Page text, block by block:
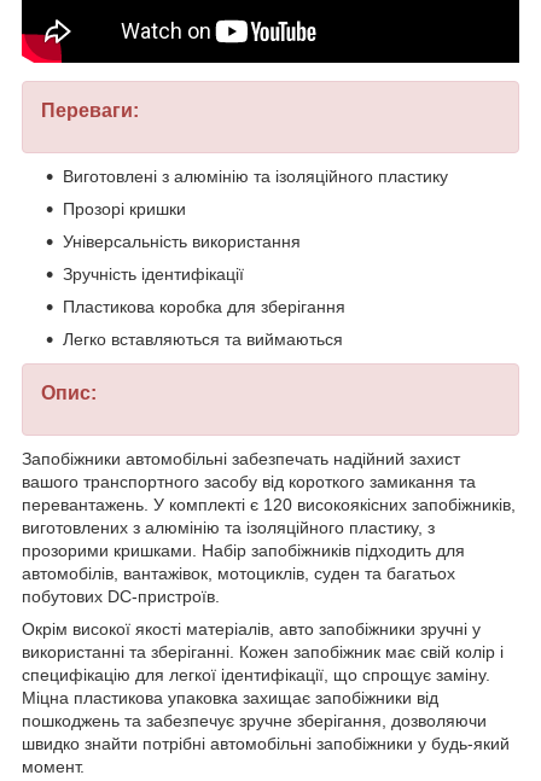
Переваги:
Виготовлені з алюмінію та ізоляційного пластику
Прозорі кришки
Універсальність використання
Зручність ідентифікації
Пластикова коробка для зберігання
Легко вставляються та виймаються
Опис:
Запобіжники автомобільні забезпечать надійний захист
вашого транспортного засобу від короткого замикання та
перевантажень. У комплекті є 120 високоякісних запобіжників,
виготовлених з алюмінію та ізоляційного пластику, з
прозорими кришками. Набір запобіжників підходить для
автомобілів, вантажівок, мотоциклів, суден та багатьох
побутових DC-пристроїв.
Окрім високої якості матеріалів, авто запобіжники зручні у
використанні та зберіганні. Кожен запобіжник має свій колір і
специфікацію для легкої ідентифікації, що спрощує заміну.
Міцна пластикова упаковка захищає запобіжники від
пошкоджень та забезпечує зручне зберігання, дозволяючи
швидко знайти потрібні автомобільні запобіжники у будь-який
момент.